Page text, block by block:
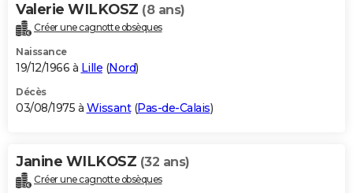
Valerie WILKOSZ (8 ans)
Créer une cagnotte obsèques
Naissance
19/12/1966 à Lille (Nord)
Décès
03/08/1975 à Wissant(Pas-de-Calais)
Janine WILKOSZ (32 ans)
Créer une cagnotte obsèques